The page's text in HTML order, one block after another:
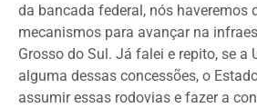
da bancada federal, nós haveremos
mecanismos para avançar na
Grosso do Sul. Já falei e repito, se a
alguma dessas concessões, o
assumir essas rodovias e fazer a